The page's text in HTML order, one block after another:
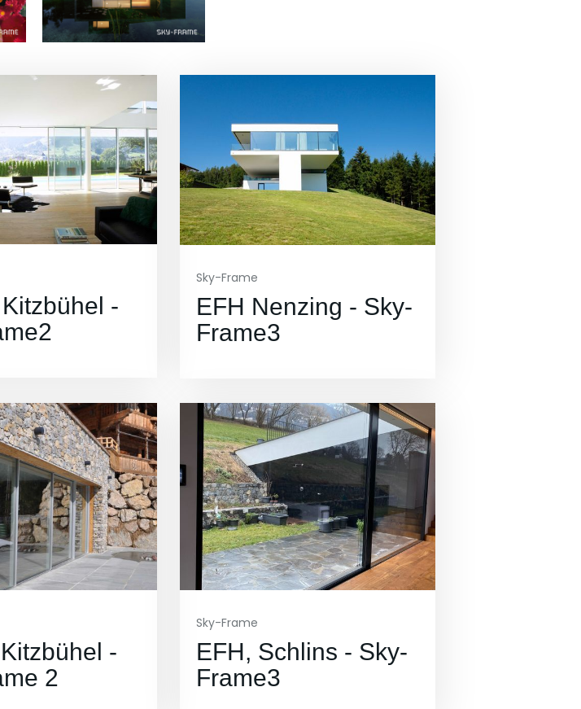
-
Sky-Frame
EFH Nenzing - Sky-
Frame3
-
2
Sky-Frame
EFH, Schlins - Sky-
Frame3